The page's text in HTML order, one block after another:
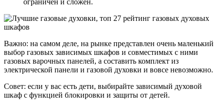
ограничен и сложен.
Важно: на самом деле, на рынке представлен очень маленький
выбор газовых зависимых шкафов и совместимых с ними
газовых варочных панелей, а составить комплект из
электрической панели и газовой духовки и вовсе невозможно.
Совет: если у вас есть дети, выбирайте зависимый духовой
шкаф с функцией блокировки и защиты от детей.